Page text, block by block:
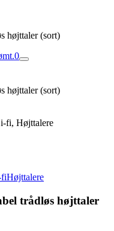
højttaler (sort)
0
højttaler (sort)
fi, Højttalere
Højttalere
trådløs højttaler